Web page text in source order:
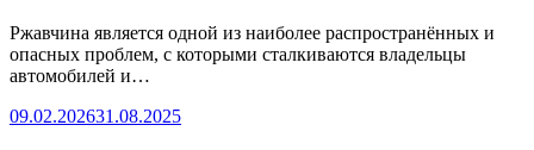
Ржавчина является одной из наиболее распространённых и
опасных проблем, с которыми сталкиваются владельцы
автомобилей и…
09.02.202631.08.2025